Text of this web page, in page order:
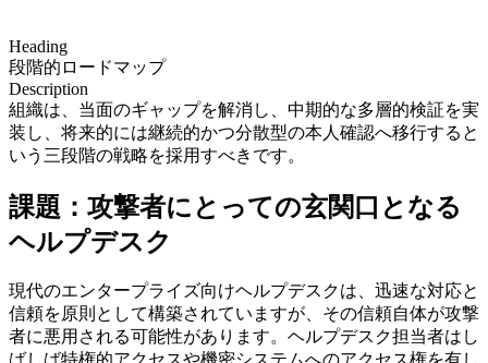
Heading
段階的ロードマップ
Description
組織は、当面のギャップを解消し、中期的な多層的検証を実
装し、将来的には継続的かつ分散型の本人確認へ移行すると
いう三段階の戦略を採用すべきです。
課題：攻撃者にとっての玄関口となる
ヘルプデスク
現代のエンタープライズ向けヘルプデスクは、迅速な対応と
信頼を原則として構築されていますが、その信頼自体が攻撃
者に悪用される可能性があります。ヘルプデスク担当者はし